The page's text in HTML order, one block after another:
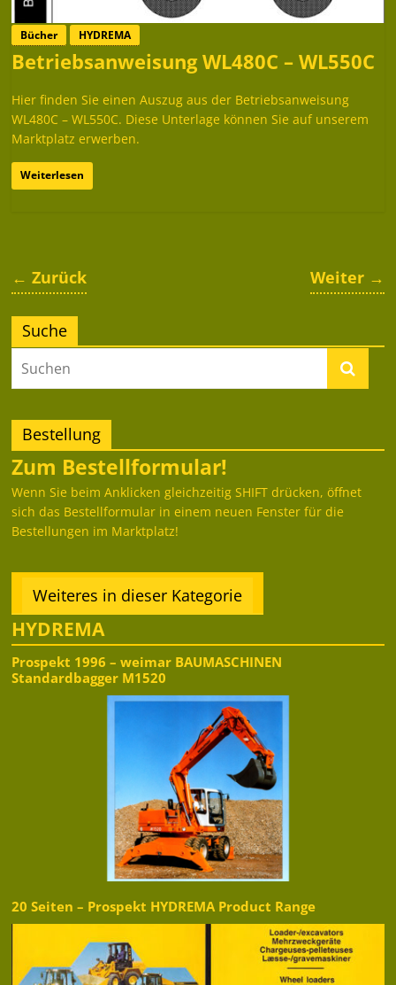
Bücher HYDREMA
Betriebsanweisung WL480C – WL550C
Hier finden Sie einen Auszug aus der Betriebsanweisung
WL480C – WL550C. Diese Unterlage können Sie auf unserem
Marktplatz erwerben.
Weiterlesen
← Zurück Weiter →
Suche
Bestellung
Zum Bestellformular!
Wenn Sie beim Anklicken gleichzeitig SHIFT drücken, öffnet
sich das Bestellformular in einem neuen Fenster für die
Bestellungen im Marktplatz!
Weiteres in dieser Kategorie
HYDREMA
Prospekt 1996 – weimar BAUMASCHINEN
Standardbagger M1520
20 Seiten – Prospekt HYDREMA Product Range